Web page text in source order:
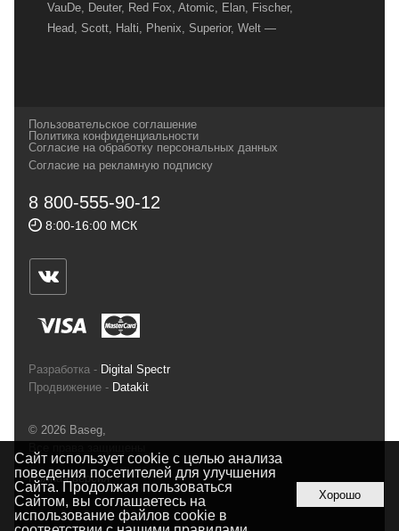
VauDe, Deuter, Red Fox, Atomic, Elan, Fischer,
Head, Scott, Halti, Phenix, Superior, Welt —
и взыскательных путешественников,
спортсменов и отдыхающих.
Геннадьевич
ИНН 590300057023 ОГРН 304590319000121
ул.Советская, 25, магазин Басег.
Тел./факс (342) 2101242
Пользовательское соглашение
Политика конфиденциальности
Согласие на обработку персональных данных
Согласие на рекламную подписку
8 800-555-90-12
8:00-16:00 МСК
Разработка - Digital Spectr
Продвижение - Datakit
© 2026 Baseg,
Полная версия
Сайт использует cookie с целью анализа
поведения посетителей для улучшения
Сайта. Продолжая пользоваться
Сайтом, вы соглашаетесь на
использование файлов cookie в
Хорошо